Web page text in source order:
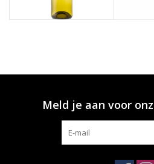
Meld je aan voor